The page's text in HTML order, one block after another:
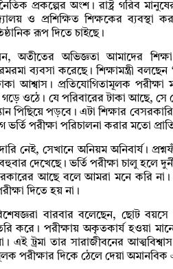
প্রকল্পের অংশ। রাষ্ট্র গরিব
ও প্রশিক্ষিত শিক্ষকের ব্যবস্থা
রূপ দিতে চাইছে।
অতীতের অভিজ্ঞতা আমাদের
ব্যবসা করেছে। শিক্ষামন্ত্রী
আশ্বাস। প্রতিযোগিতামূলক
গড়ে ওঠে। যে পরিবারের টাকা আছে, সে
পিছিয়ে পড়বে। এটা শিক্ষার
পরীক্ষা পরিচালনা করার মতো
নেই, সেখানে অনিয়ম অনিবার্য।
দেখেছে। ভর্তি পরীক্ষা চালু হলে
আছে বলে আমরা মনে করি না।
দিতে হয় না।
বারবার বলেছেন, ছোট
করে। পরীক্ষায় অকৃতকার্য হওয়া
এই ট্রমা তার সারাজীবনের
পরীক্ষার দিকে ঠেলে দেয়া অমানবিক